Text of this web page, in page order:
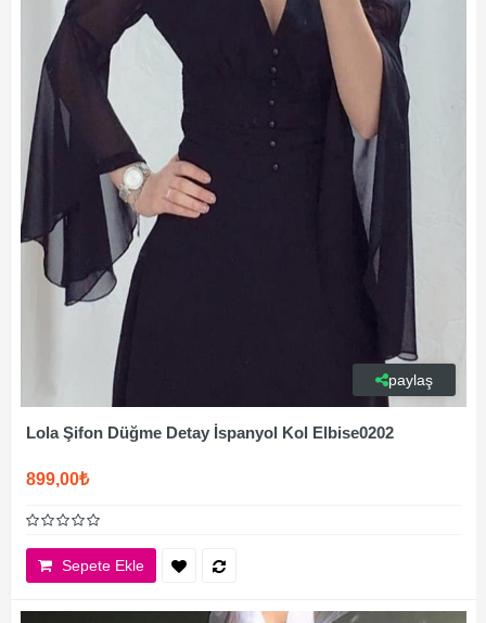
paylaş
Lola Şifon Düğme Detay İspanyol Kol Elbise0202
899,00₺
Sepete Ekle